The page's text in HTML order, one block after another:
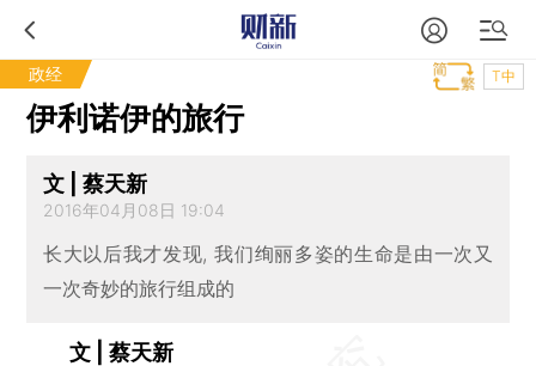
政经 T中
伊利诺伊的旅行
文 | 蔡天新
2016年04月08日 19:04
长大以后我才发现, 我们绚丽多姿的生命是由一次又
一次奇妙的旅行组成的
文 | 蔡天新